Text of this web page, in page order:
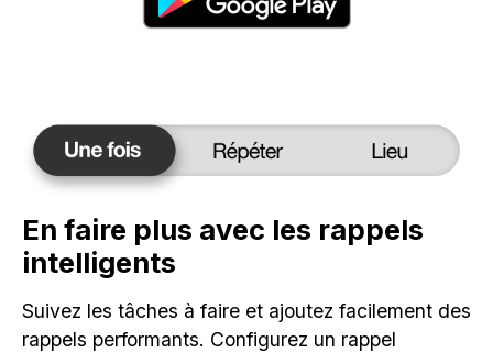
En faire plus avec les rappels
intelligents
Suivez les tâches à faire et ajoutez facilement des
rappels performants. Configurez un rappel